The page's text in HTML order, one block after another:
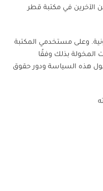
الآخرين في مكتبة قطر
وعلى مستخدمي المكتبة
بذلك وفقًا
هذه السياسة ودور حقوق